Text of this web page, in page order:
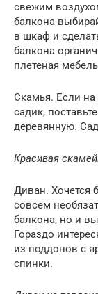
свежим
балкона
в шкаф и
балкона
плетеная
Скамья. Если
садик,
деревянную.
Красивая
Диван. Хочется
совсем
балкона, но и
Гораздо
из поддонов с
спинки.